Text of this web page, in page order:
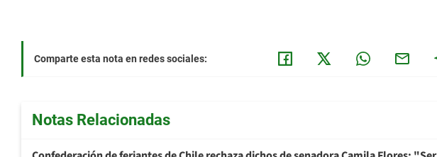
Comparte esta nota en redes sociales:
Notas Relacionadas